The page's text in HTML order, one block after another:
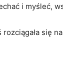
i myśleć,
się